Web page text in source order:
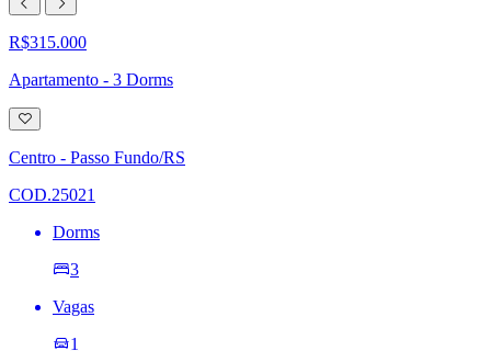
R$315.000
Apartamento - 3 Dorms
Adicionar
à
lista
de
Centro - Passo Fundo/RS
COD.25021
Dorms
3
Vagas
1